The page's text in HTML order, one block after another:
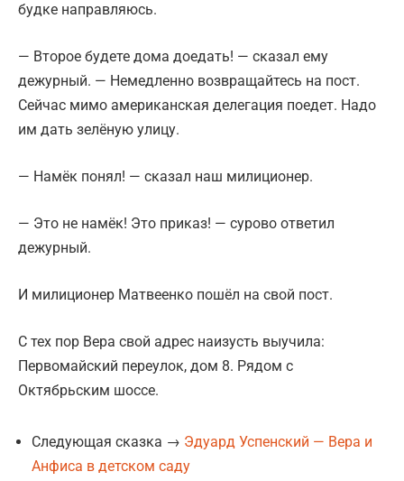
будке направляюсь.
— Второе будете дома доедать! — сказал ему
дежурный. — Немедленно возвращайтесь на пост.
Сейчас мимо американская делегация поедет. Надо
им дать зелёную улицу.
— Намёк понял! — сказал наш милиционер.
— Это не намёк! Это приказ! — сурово ответил
дежурный.
И милиционер Матвеенко пошёл на свой пост.
С тех пор Вера свой адрес наизусть выучила:
Первомайский переулок, дом 8. Рядом с
Октябрьским шоссе.
Следующая сказка → Эдуард Успенский — Вера и
Анфиса в детском саду